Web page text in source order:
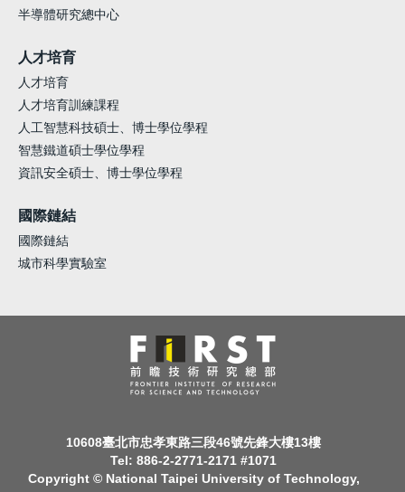
半導體研究總中心
人才培育
人才培育
人才培育訓練課程
人工智慧科技碩士、博士學位學程
智慧鐵道碩士學位學程
資訊安全碩士、博士學位學程
國際鏈結
國際鏈結
城市科學實驗室
10608臺北市忠孝東路三段46號先鋒大樓13樓
Tel: 886-2-2771-2171 #1071
Copyright © National Taipei University of Technology,